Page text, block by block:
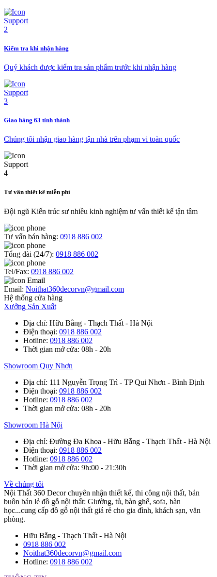
Kiểm tra khi nhận hàng
Quý khách được kiểm tra sản phẩm trước khi nhận hàng
Giao hàng 63 tỉnh thành
Chúng tôi nhận giao hàng tận nhà trên phạm vi toàn quốc
Tư vấn thiết kế miễn phí
Đội ngũ Kiến trúc sư nhiều kinh nghiệm tư vấn thiết kế tận tâm
Tư vấn bán hàng: 0918 886 002
Tổng đài (24/7): 0918 886 002
Tel/Fax: 0918 886 002
Email: Noithat360decorvn@gmail.com
Hệ thống cửa hàng
Xưởng Sản Xuất
Địa chỉ: Hữu Bằng - Thạch Thất - Hà Nội
Điện thoại: 0918 886 002
Hotline: 0918 886 002
Thời gian mở cửa: 08h - 20h
Showroom Quy Nhơn
Địa chỉ: 111 Nguyễn Trọng Trì - TP Qui Nhơn - Bình Định
Điện thoại: 0918 886 002
Hotline: 0918 886 002
Thời gian mở cửa: 08h - 20h
Showroom Hà Nội
Địa chỉ: Đường Đa Khoa - Hữu Bằng - Thạch Thất - Hà Nội
Điện thoại: 0918 886 002
Hotline: 0918 886 002
Thời gian mở cửa: 9h:00 - 21:30h
Về chúng tôi
Nội Thất 360 Decor chuyên nhận thiết kế, thi công nội thất, bán
buôn bán lẻ đồ gỗ nội thất: Giường, tủ, bàn ghế, sofa, bàn
học...cung cấp đồ gỗ nội thất giá rẻ cho gia đình, khách sạn, văn
phòng.
Hữu Bằng - Thạch Thất - Hà Nội
0918 886 002
Noithat360decorvn@gmail.com
Hotline: 0918 886 002